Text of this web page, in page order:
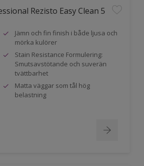
Rezisto Easy Clean 5
Jämn och fin finish i både ljusa och
mörka kulörer
Stain Resistance Formulering:
Smutsavstötande och suverän
tvättbarhet
Matta väggar som tål hög
belastning